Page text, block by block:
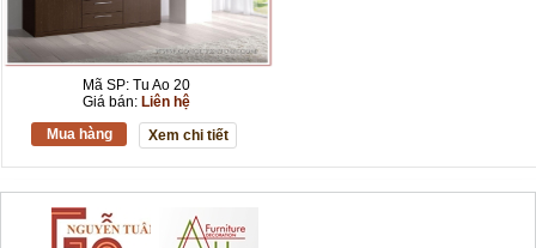
Mã SP: Tu Ao 20
Giá bán: Liên hệ
Mua hàng
Xem chi tiết